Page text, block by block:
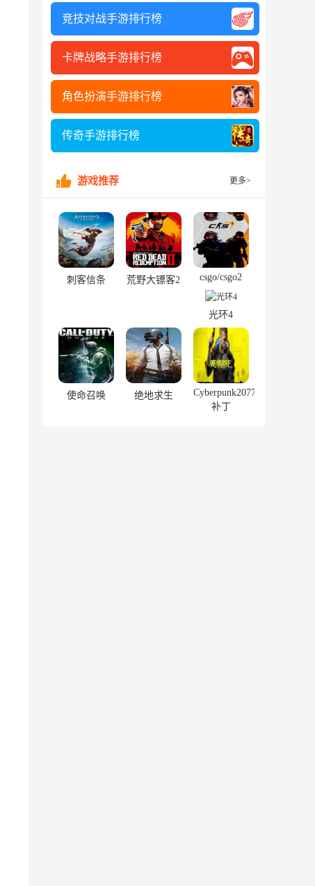
竞技对战手游排行榜
卡牌战略手游排行榜
角色扮演手游排行榜
传奇手游排行榜
游戏推荐 更多>
刺客信条 荒野大镖客2 csgo/csgo2
光环4
使命召唤 绝地求生
Cyberpunk2077
补丁